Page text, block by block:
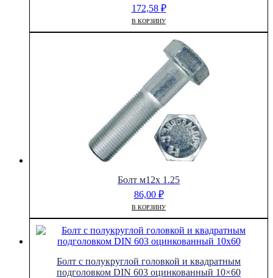
172,58 ₽
В КОРЗИНУ
Болт м12х 1.25
86,00 ₽
В КОРЗИНУ
Болт с полукруглой головкой и квадратным
подголовком DIN 603 оцинкованный 10×60